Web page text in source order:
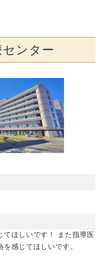
ンター
てほしいです！ また指導医
感じてほしいです。